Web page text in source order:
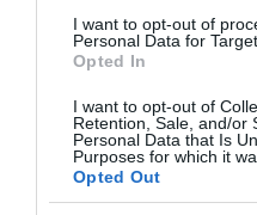
I want to opt-out of
Personal Data for
Opted In
I want to opt-out of
Retention, Sale, and/or
Personal Data that Is
Purposes for which it
Opted Out
2026.
ÚJ